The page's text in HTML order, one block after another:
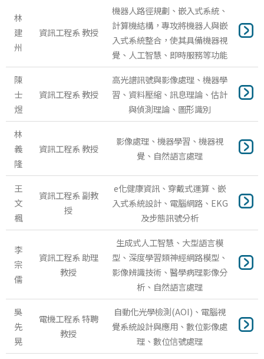
林
建
州
資訊工程系 教授
機器人路徑規劃、嵌入式系統、
計算機結構，專攻將機器人與嵌
入式系統整合，使其具備機器視
覺、人工智慧、即時服務等功能
陳
士
煜
資訊工程系 教授
高光譜訊號與影像處理、機器學
習、資料壓縮、訊息理論、估計
與偵測理論、圖形識別
林
義
隆
資訊工程系 教授
影像處理、機器學習、機器視
覺、自然語言處理
王
文
楓
資訊工程系 副教
授
e化健康資訊、穿戴式運算、嵌
入式系統設計、電腦網路、EKG
及步態訊號分析
李
宗
儒
資訊工程系 助理
教授
生成式人工智慧、大型語言模
型、深度學習類神經網路模型、
影像辨識技術、醫學病理影像分
析、自然語言處理
吳
先
晃
電機工程系 特聘
教授
自動化光學檢測(AOI)、電腦視
覺系統設計與應用、數位影像處
理、數位信號處理